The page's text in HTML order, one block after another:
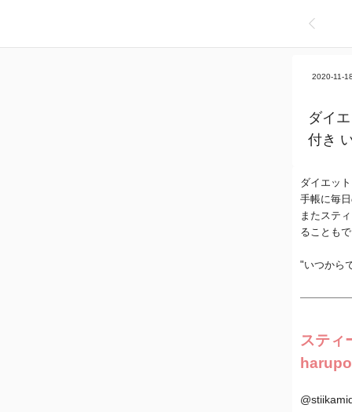
2020-11-
ダイ
付き
ダイエッ
手帳に毎
またステ
ることも
"いつから
スティ